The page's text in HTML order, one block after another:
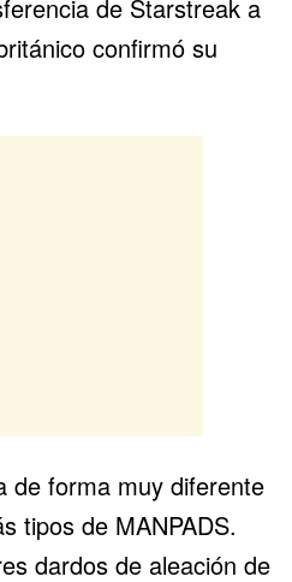
de Starstreak a
confirmó su
de forma muy diferente
tipos de MANPADS.
dardos de aleación de